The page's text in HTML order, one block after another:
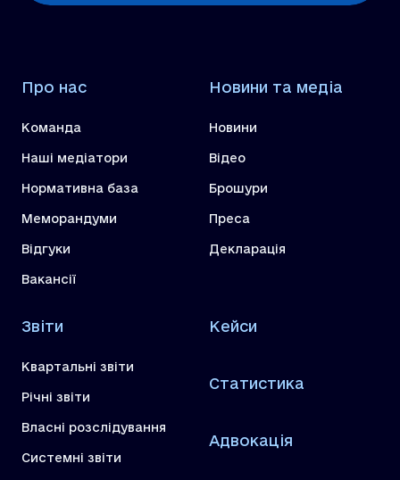
Про нас
Команда
Наші медіатори
Нормативна база
Меморандуми
Відгуки
Вакансії
Новини та медіа
Новини
Відео
Брошури
Преса
Декларація
Звіти
Квартальні звіти
Річні звіти
Власні розслідування
Системні звіти
Кейси
Статистика
Адвокація